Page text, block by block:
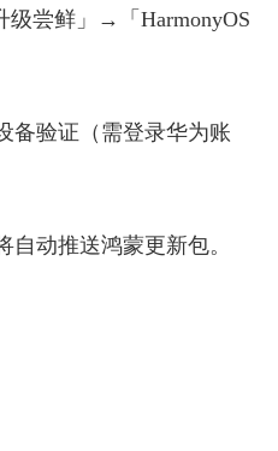
级尝鲜」→「HarmonyOS
备验证（需登录华为账
动推送鸿蒙更新包。